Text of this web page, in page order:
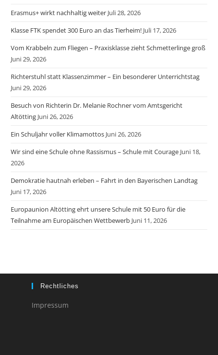
Erasmus+ wirkt nachhaltig weiter Juli 28, 2026
Klasse FTK spendet 300 Euro an das Tierheim! Juli 17, 2026
Vom Krabbeln zum Fliegen – Praxisklasse zieht Schmetterlinge groß
Juni 29, 2026
Richterstuhl statt Klassenzimmer – Ein besonderer Unterrichtstag
Juni 29, 2026
Besuch von Richterin Dr. Melanie Rochner vom Amtsgericht
Altötting Juni 26, 2026
Ein Schuljahr voller Klimamottos Juni 26, 2026
Wir sind eine Schule ohne Rassismus – Schule mit Courage Juni 18,
2026
Demokratie hautnah erleben – Fahrt in den Bayerischen Landtag
Juni 17, 2026
Europaunion Altötting ehrt unsere Schule mit 50 Euro für die
Teilnahme am Europäischen Wettbewerb Juni 11, 2026
Rechtliches
Impressum